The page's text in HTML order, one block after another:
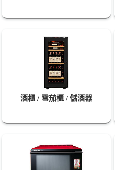
酒櫃 / 雪茄櫃 / 儲酒器